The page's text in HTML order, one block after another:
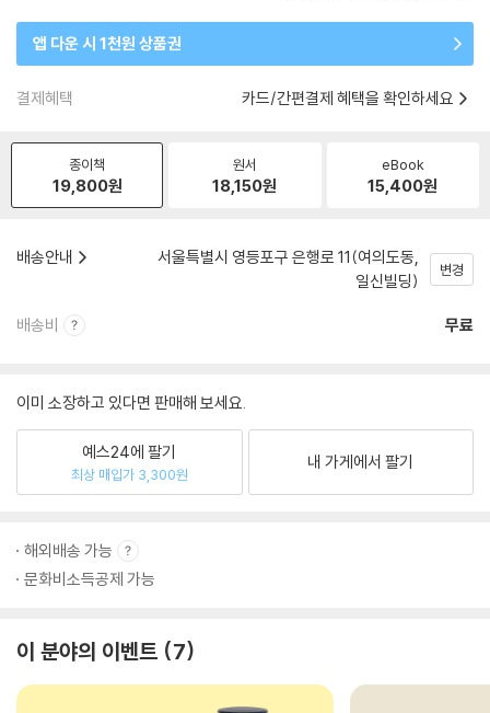
앱 다운 시 1천원 상품권
결제혜택 카드/간편결제 혜택을 확인하세요
종이책
19,800원
원서
18,150원
eBook
15,400원
배송안내
서울특별시 영등포구 은행로 11(여의도동,
일신빌딩)
변경
배송비 무료
이미 소장하고 있다면 판매해 보세요.
예스24에 팔기
최상 매입가 3,300원
내 가게에서 팔기
해외배송 가능
문화비소득공제 가능
이 분야의 이벤트 7